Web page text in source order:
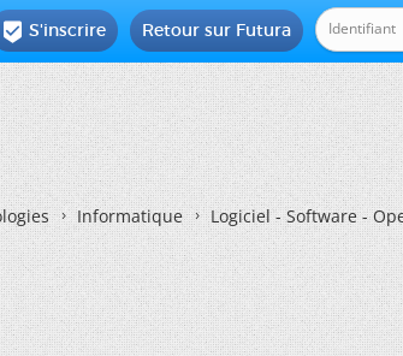
Retour sur Futura
 S'inscrire
Informatique
Logiciel - Software -